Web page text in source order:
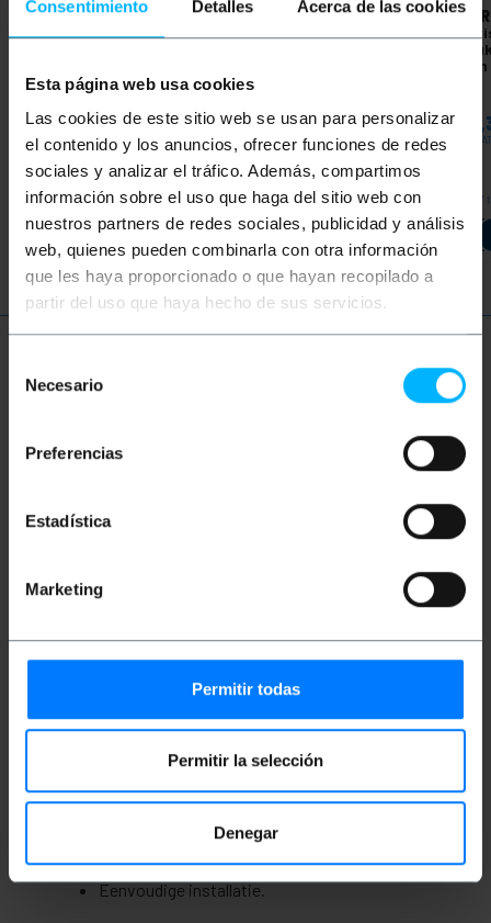
Consentimiento Detalles Acerca de las cookies
Esta página web usa cookies
Las cookies de este sitio web se usan para personalizar
el contenido y los anuncios, ofrecer funciones de redes
sociales y analizar el tráfico. Además, compartimos
información sobre el uso que haga del sitio web con
nuestros partners de redes sociales, publicidad y análisis
web, quienes pueden combinarla con otra información
que les haya proporcionado o que hayan recopilado a
partir del uso que haya hecho de sus servicios.
Necesario
Preferencias
Estadística
Marketing
Permitir todas
Permitir la selección
Denegar
SOLERAElektrische
kabelhaspel met 3
aansluitingen van 5m
Solera 7321USB
€28,33
€28,33 VAT inc.
€27,32
Van 7 tot 8 werkdagen
REF:
SL431
Aantal
SOLERA
Elektrische
€31,00
31,00 VAT inc.
€29,89
Van 7 tot 8 werkdagen
REF:
SL420
Aantal
1
of
€
€
Van
Meer informatie
Beschrijving
Deze uitbreiding biedt een weerstand tot 10A 250V
met een maximaal vermogen van 2300W, wat hem
toepassingen. Het is gemaakt van hoogwaardige
materialen om veiligheid en duurzaamheid te
garanderen. Deze heavy-duty verlengslang is ideaal
betrouwbare verbinding. Het lichtgewicht en
compacte ontwerp maakt het gemakkelijk te
installeren en te vervoeren. Geproduceerd door
Ideaal voor het verlengen van elektrische
Compatibel met 10A 250V Max.
Witte kleur.
Eenvoudige installatie.